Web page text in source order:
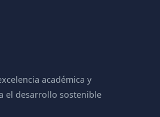
académica y
el desarrollo sostenible